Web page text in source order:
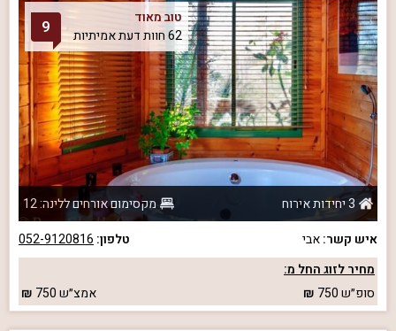
טוב מאוד
62 חוות דעת אמיתיות
9
3 יחידות אירוח
מקסימום אורחים ללינה: 12
איש קשר:אבי טלפון: 052-9120816
מחיר לזוג החל מ:
סופ״ש750 אמצ״ש750